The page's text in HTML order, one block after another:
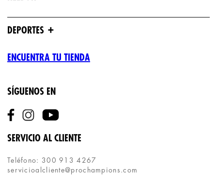
DEPORTES +
ENCUENTRA TU TIENDA
SÍGUENOS EN
SERVICIO AL CLIENTE
Teléfono: 300 913 4267
servicioalcliente@prochampions.com